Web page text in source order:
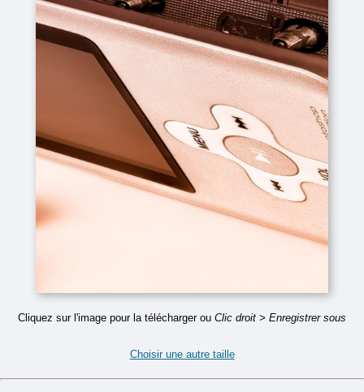
Cliquez sur l'image pour la télécharger ou Clic droit > Enregistrer sous
Choisir une autre taille